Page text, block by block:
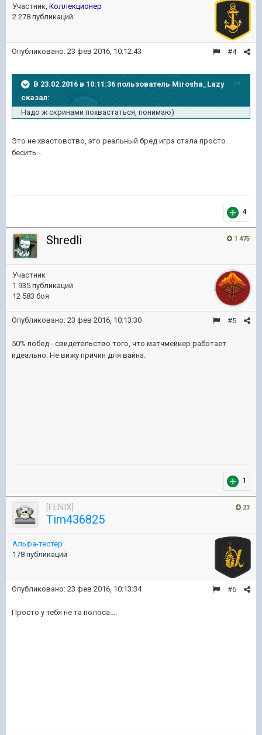
Участник, Коллекционер
2 278 публикаций
#4
Опубликовано: 23 фев 2016, 10:12:43
В 23.02.2016 в 10:11:36 пользователь Mirosha_Lazy
сказал:
Надо ж скринами похвастаться, понимаю)
Это не хвастовство, это реальный бред игра стала просто
бесить...
4
1 475
Shredli
Участник
1 935 публикаций
12 583 боя
#5
Опубликовано: 23 фев 2016, 10:13:30
50% побед - свидетельство того, что матчмейкер работает
идеально. Не вижу причин для вайна.
1
23
[FENIX]
Tim436825
Альфа-тестер
178 публикаций
#6
Опубликовано: 23 фев 2016, 10:13:34
Просто у тебя не та полоса....